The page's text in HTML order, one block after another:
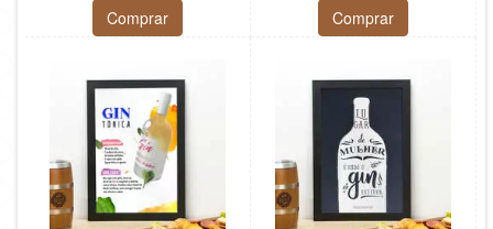
Comprar Comprar